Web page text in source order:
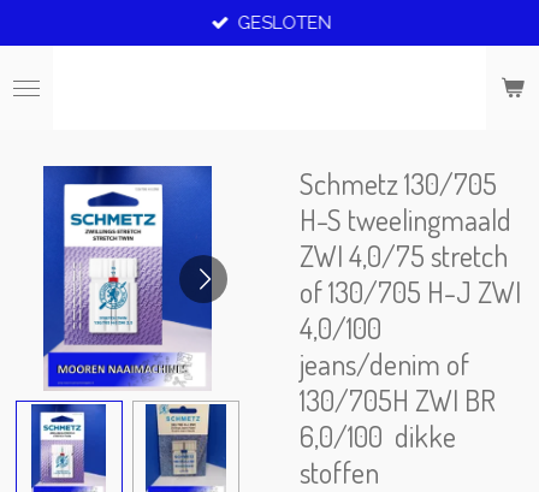
direct
naar
de
GESLOTEN
Schmetz 130/705
H-S tweelingmaald
ZWI 4,0/75 stretch
of 130/705 H-J ZWI
4,0/100
jeans/denim of
130/705H ZWI BR
6,0/100 dikke
stoffen